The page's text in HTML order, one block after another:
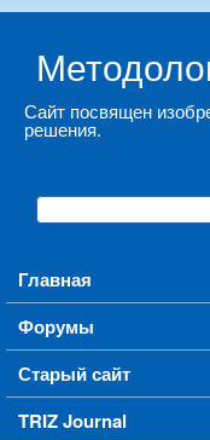
Сайт посвящен
решения.
Форма
Поиск
Main menu
Главная
Форумы
Старый сайт
TRIZ Journal